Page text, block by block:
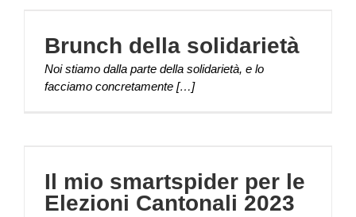
Brunch della solidarietà
Noi stiamo dalla parte della solidarietà, e lo
facciamo concretamente […]
Il mio smartspider per le
Elezioni Cantonali 2023